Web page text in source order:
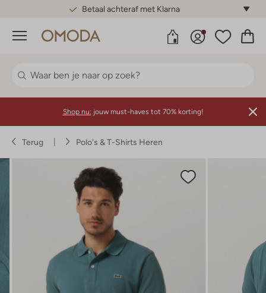
Betaal achteraf met Klarna
Menu
Shop nu: jouw must-haves tot 70% korting!
Terug Polo's & T-Shirts Heren